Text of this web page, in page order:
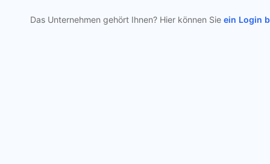
Das Unternehmen gehört Ihnen? Hier können Sie ein Login